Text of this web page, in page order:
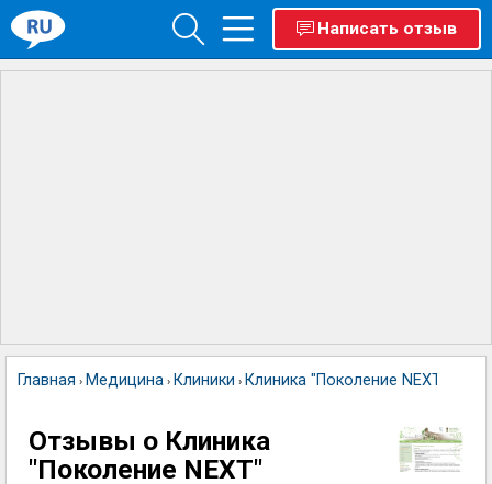
Написать отзыв
Главная › Медицина › Клиники › Клиника "Поколение NEXT"
Отзывы о Клиника
"Поколение NEXT"